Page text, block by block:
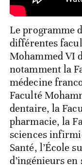
Le programme
différentes
Mohammed VI
notamment la
médecine
Faculté
dentaire, la
pharmacie, la
sciences
Santé, l’École
d’ingénieurs en